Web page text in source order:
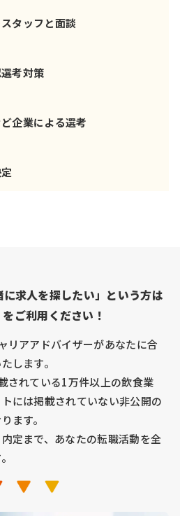
スタッフと面談
選考対策
企業による選考
に求人を探したい」という方は
をご利用ください！
リアアドバイザーがあなたに合
します。
されている1万件以上の飲食業
には掲載されていない非公開の
ます。
定まで、あなたの転職活動を全